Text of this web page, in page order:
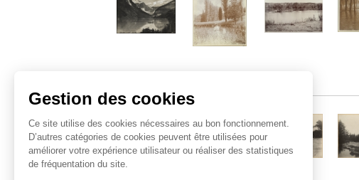
Gestion des cookies
Ce site utilise des cookies nécessaires au bon fonctionnement.
D’autres catégories de cookies peuvent être utilisées pour
améliorer votre expérience utilisateur ou réaliser des statistiques
de fréquentation du site.